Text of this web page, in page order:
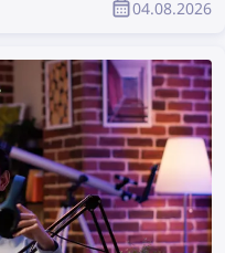
에는 충분합니다. 그
04.08.2026